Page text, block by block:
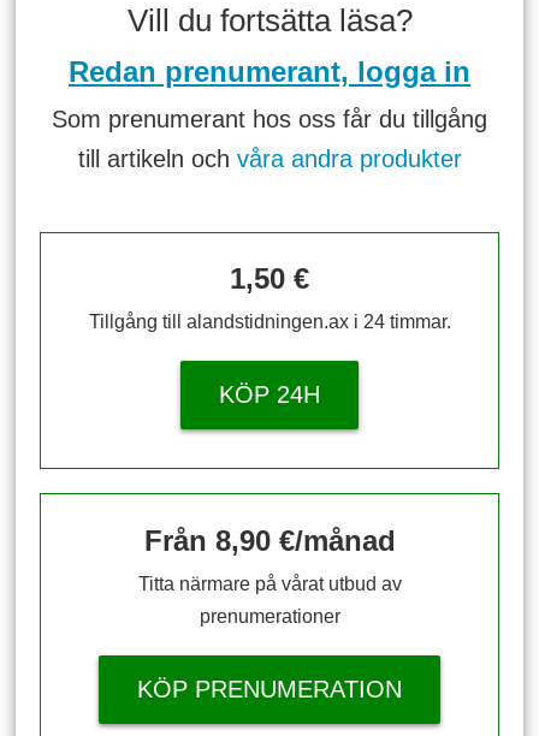
Vill du fortsätta läsa?
Redan prenumerant, logga in
Som prenumerant hos oss får du tillgång
till artikeln och våra andra produkter
1,50 €
Tillgång till alandstidningen.ax i 24 timmar.
KÖP 24H
Från 8,90 €/månad
Titta närmare på vårat utbud av
prenumerationer
KÖP PRENUMERATION